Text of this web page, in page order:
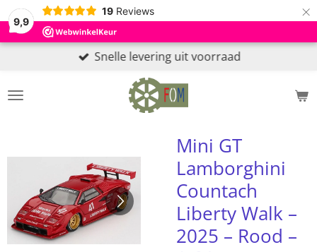
9,9
19 Reviews ×
Snelle levering uit voorraad
Mini GT
Lamborghini
Countach
Liberty Walk –
2025 – Rood –